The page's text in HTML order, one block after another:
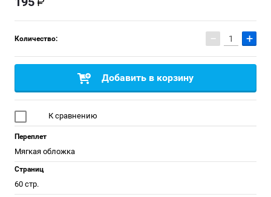
Количество: − +
Добавить в корзину
К сравнению
Переплет
Мягкая обложка
Страниц
60 стр.